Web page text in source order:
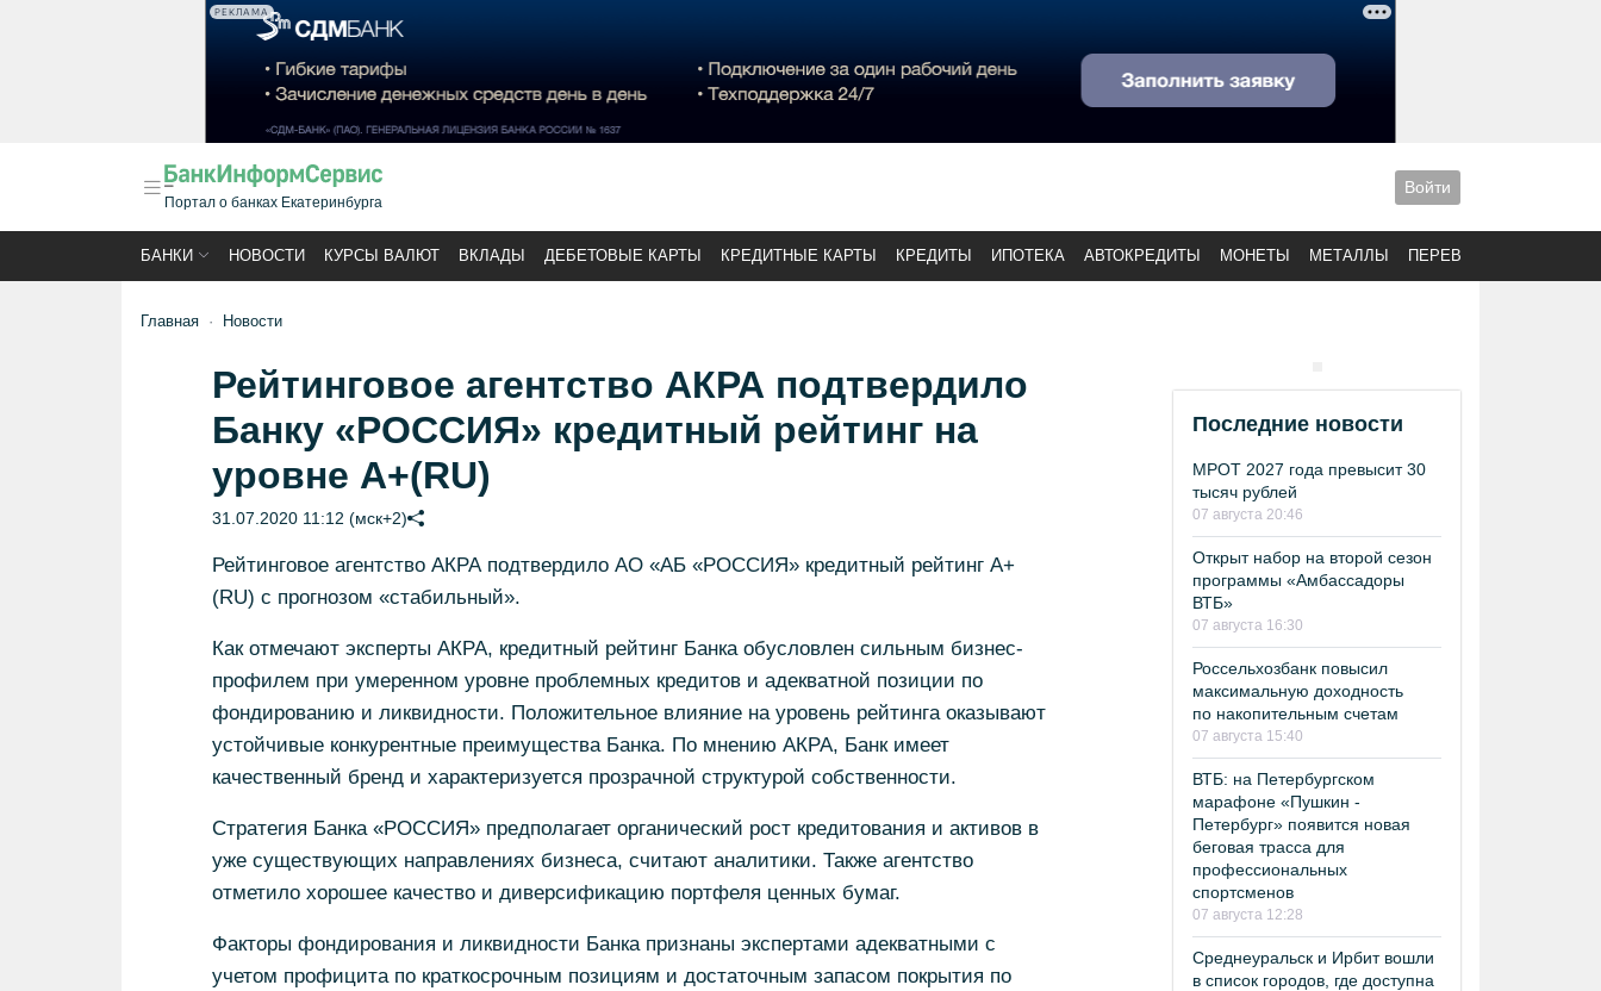
РЕКЛАМА
Портал о банках Екатеринбурга
Войти
БАНКИ НОВОСТИ КУРСЫ ВАЛЮТ ВКЛАДЫ ДЕБЕТОВЫЕ КАРТЫ КРЕДИТНЫЕ КАРТЫ КРЕДИТЫ ИПОТЕКА АВТОКРЕДИТЫ МОНЕТЫ МЕТАЛЛЫ ПЕРЕВОДЫ
Главная Новости
Рейтинговое агентство АКРА подтвердило
Банку «РОССИЯ» кредитный рейтинг на
уровне А+(RU)
31.07.2020 11:12 (мск+2)
Рейтинговое агентство АКРА подтвердило АО «АБ «РОССИЯ» кредитный рейтинг А+
(RU) с прогнозом «стабильный».
Как отмечают эксперты АКРА, кредитный рейтинг Банка обусловлен сильным бизнес-
профилем при умеренном уровне проблемных кредитов и адекватной позиции по
фондированию и ликвидности. Положительное влияние на уровень рейтинга оказывают
устойчивые конкурентные преимущества Банка. По мнению АКРА, Банк имеет
качественный бренд и характеризуется прозрачной структурой собственности.
Стратегия Банка «РОССИЯ» предполагает органический рост кредитования и активов в
уже существующих направлениях бизнеса, считают аналитики. Также агентство
отметило хорошее качество и диверсификацию портфеля ценных бумаг.
Факторы фондирования и ликвидности Банка признаны экспертами адекватными с
учетом профицита по краткосрочным позициям и достаточным запасом покрытия по
Последние новости
МРОТ 2027 года превысит 30
тысяч рублей
07 августа 20:46
Открыт набор на второй сезон
программы «Амбассадоры
ВТБ»
07 августа 16:30
Россельхозбанк повысил
максимальную доходность
по накопительным счетам
07 августа 15:40
ВТБ: на Петербургском
марафоне «Пушкин -
Петербург» появится новая
беговая трасса для
профессиональных
спортсменов
07 августа 12:28
Среднеуральск и Ирбит вошли
в список городов, где доступна